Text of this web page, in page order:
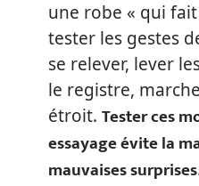
une robe « qui
tester les gestes
se relever, lever
le registre,
étroit. Tester ces
essayage évite la
mauvaises surprises